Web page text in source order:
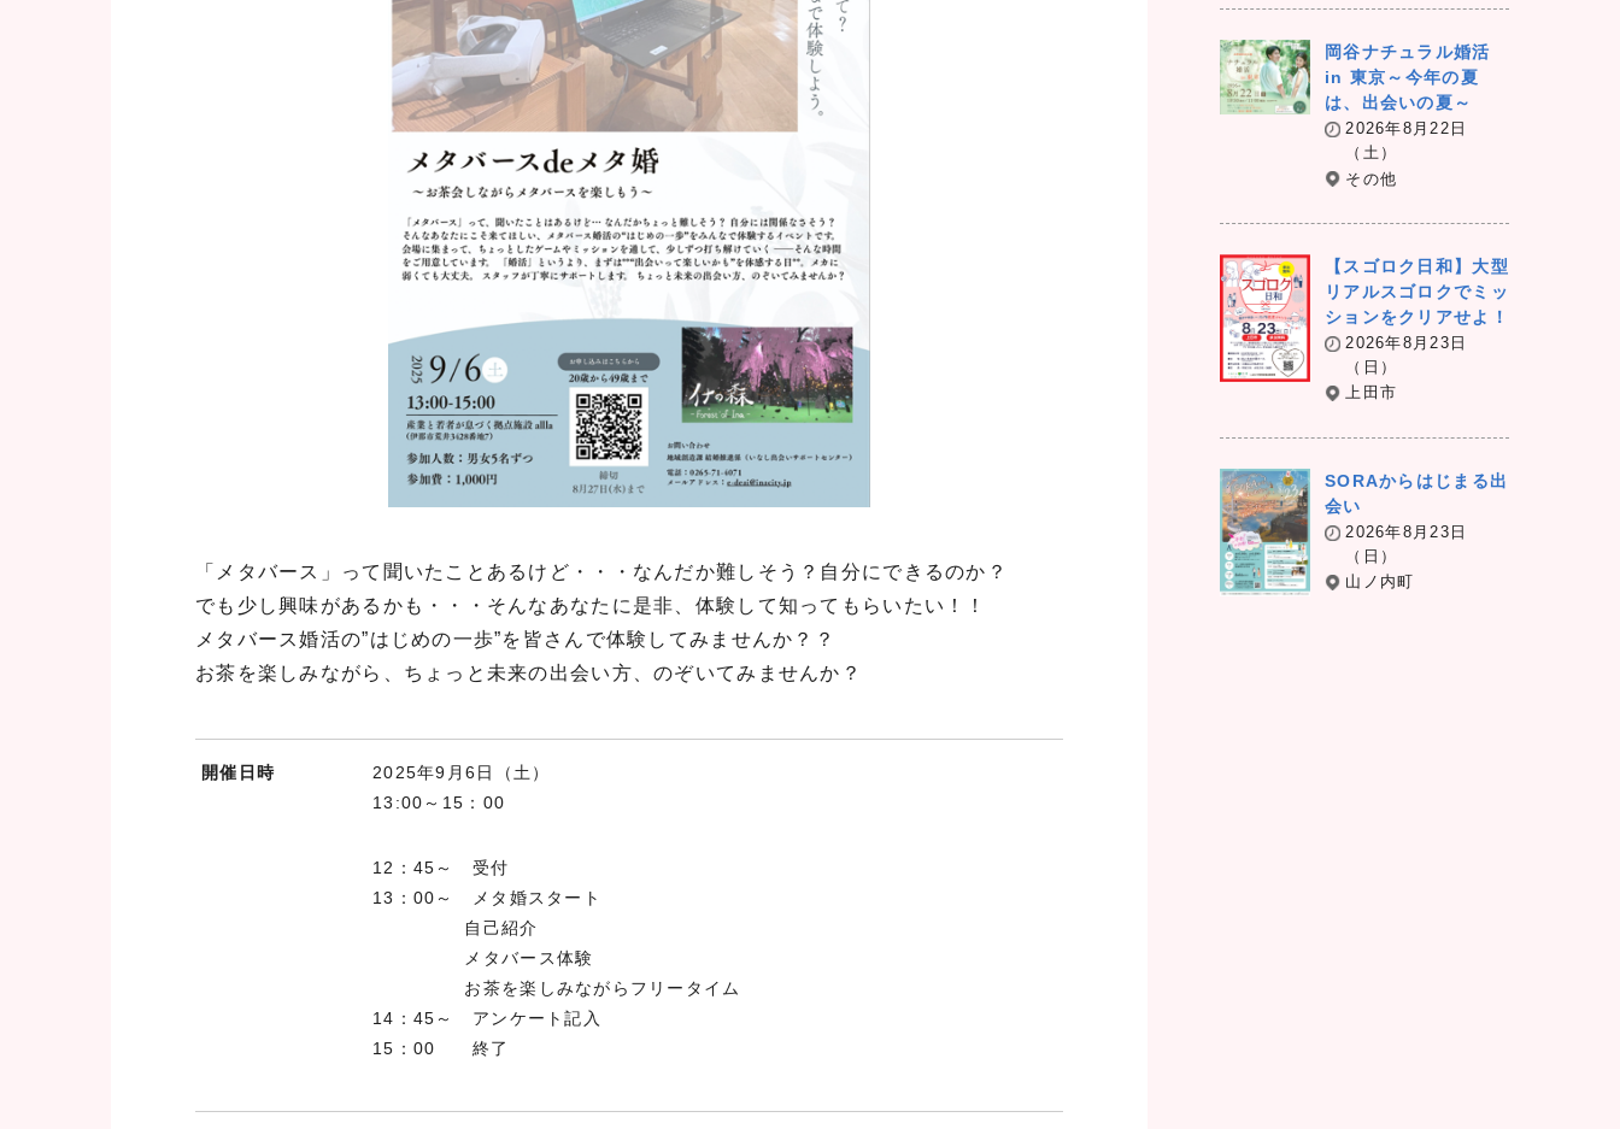
「メタバース」って聞いたことあるけど・・・なんだか難しそう？自分にできるのか？
でも少し興味があるかも・・・そんなあなたに是非、体験して知ってもらいたい！！
メタバース婚活の”はじめの一歩”を皆さんで体験してみませんか？？
お茶を楽しみながら、ちょっと未来の出会い方、のぞいてみませんか？
開催日時
2025年9月6日（土）
13:00～15：00
12：45～ 受付
13：00～ メタ婚スタート
自己紹介
メタバース体験
お茶を楽しみながらフリータイム
14：45～ アンケート記入
15：00 終了
岡谷ナチュラル婚活
in 東京～今年の夏
は、出会いの夏～
2026年8月22日
（土）
その他
【スゴロク日和】大型
リアルスゴロクでミッ
ションをクリアせよ！
2026年8月23日
（日）
上田市
SORAからはじまる出
会い
2026年8月23日
（日）
山ノ内町